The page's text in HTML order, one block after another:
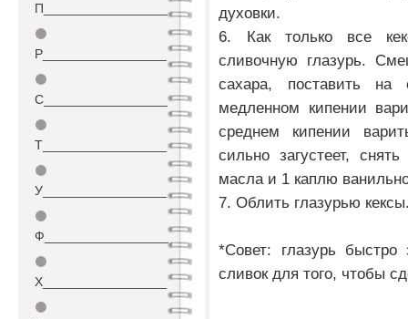
П_________________
⚫
Р_________________
⚫
С_________________
⚫
Т_________________
⚫
У_________________
⚫
Ф_________________
⚫
Х_________________
⚫
духовки.
6. Как только все
сливочную глазурь.
сахара, поставить
медленном кипении
среднем кипении
сильно загустеет,
масла и 1 каплю
7. Облить глазурью
*Совет: глазурь быстро
сливок для того, чтобы